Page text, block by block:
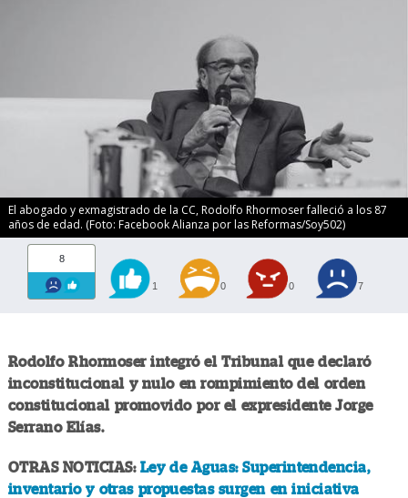
El abogado y exmagistrado de la CC, Rodolfo Rhormoser falleció a los 87
años de edad. (Foto: Facebook Alianza por las Reformas/Soy502)
8
1 0 0 7
Rodolfo Rhormoser integró el Tribunal que declaró
inconstitucional y nulo en rompimiento del orden
constitucional promovido por el expresidente Jorge
Serrano Elías.
OTRAS NOTICIAS: Ley de Aguas: Superintendencia,
inventario y otras propuestas surgen en iniciativa